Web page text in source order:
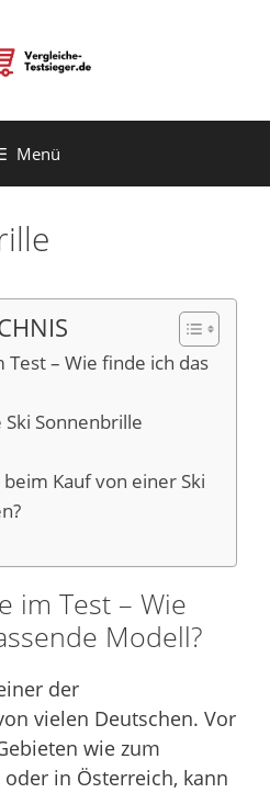
Menü
Test – Wie finde ich das
Sonnenbrille
Kauf von einer Ski
im Test – Wie
Modell?
der
vielen Deutschen. Vor
wie zum
in Österreich, kann